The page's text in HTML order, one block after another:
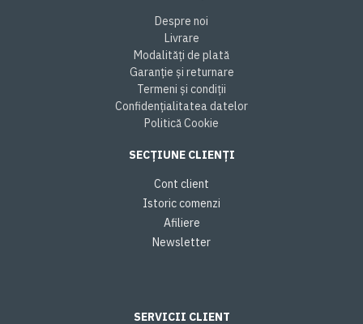
Despre noi
Livrare
Modalități de plată
Garanție și returnare
Termeni și condiții
Confidențialitatea datelor
Politică Cookie
SECȚIUNE CLIENȚI
Cont client
Istoric comenzi
Afiliere
Newsletter
SERVICII CLIENT